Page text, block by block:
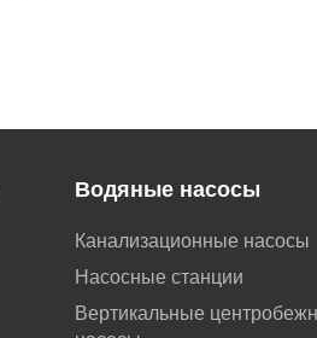
Водяные насосы
Канализационные насосы
Насосные станции
Вертикальные